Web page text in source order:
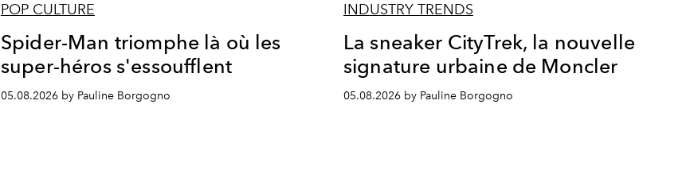
POP CULTURE
Spider-Man triomphe là où les
super-héros s'essoufflent
05.08.2026 by Pauline Borgogno
INDUSTRY TRENDS
La sneaker CityTrek, la nouvelle
signature urbaine de Moncler
05.08.2026 by Pauline Borgogno